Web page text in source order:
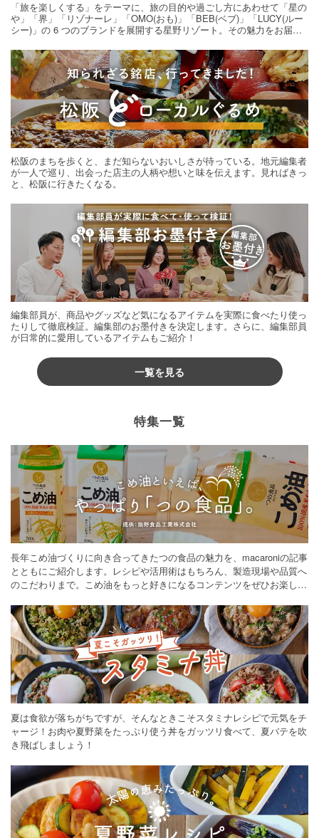
「旅を楽しくする」をテーマに、旅の目的や過ごし方にあわせて「星の
や」「界」「リゾナーレ」「OMO(おも)」「BEB(ベブ)」「LUCY(ルー
シー)」の 6 つのブランドを展開する星野リゾート。その魅力をお届け
松阪のまちを歩くと、まだ知らないおいしさが待っている。地元編集者
が一人で巡り、出会った店主の人柄や想いと味を伝えます。見ればきっ
と、松阪に行きたくなる。
編集部員が、商品やグッズなど気になるアイテムを実際に食べたり使っ
たりして徹底検証。編集部のお墨付きを決定します。さらに、編集部員
が日常的に愛用しているアイテムもご紹介！
一覧を見る
特集一覧
長年こめ油づくりに向き合ってきたつの食品の魅力を、macaroniの記事
とともにご紹介します。レシピや活用術はもちろん、製造現場や品質へ
のこだわりまで。こめ油をもっと好きになるコンテンツをぜひお楽しみ
夏は食欲が落ちがちですが、そんなときこそスタミナレシピで元気をチ
ャージ！お肉や夏野菜をたっぷり使う丼をガッツリ食べて、夏バテを吹
き飛ばしましょう！